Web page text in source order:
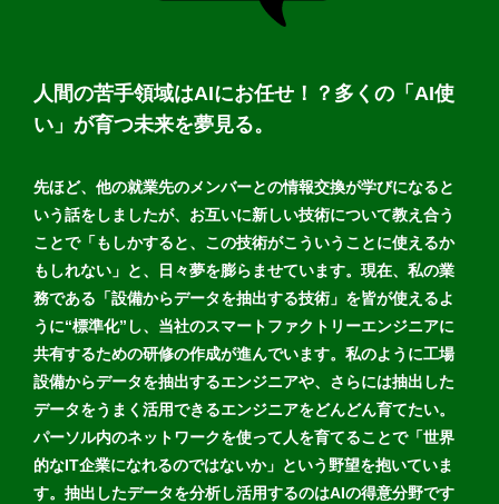
人間の苦手領域はAIにお任せ！？多くの「AI使
い」が育つ未来を夢見る。
先ほど、他の就業先のメンバーとの情報交換が学びになると
いう話をしましたが、お互いに新しい技術について教え合う
ことで「もしかすると、この技術がこういうことに使えるか
もしれない」と、日々夢を膨らませています。現在、私の業
務である「設備からデータを抽出する技術」を皆が使えるよ
うに“標準化”し、当社のスマートファクトリーエンジニアに
共有するための研修の作成が進んでいます。私のように工場
設備からデータを抽出するエンジニアや、さらには抽出した
データをうまく活用できるエンジニアをどんどん育てたい。
パーソル内のネットワークを使って人を育てることで「世界
的なIT企業になれるのではないか」という野望を抱いていま
す。抽出したデータを分析し活用するのはAIの得意分野です